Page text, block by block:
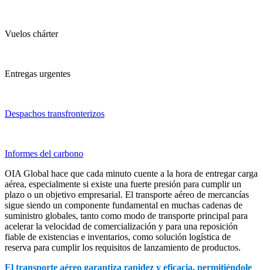
Vuelos chárter
Entregas urgentes
Despachos transfronterizos
Informes del carbono
OIA Global hace que cada minuto cuente a la hora de entregar carga
aérea, especialmente si existe una fuerte presión para cumplir un
plazo o un objetivo empresarial. El transporte aéreo de mercancías
sigue siendo un componente fundamental en muchas cadenas de
suministro globales, tanto como modo de transporte principal para
acelerar la velocidad de comercialización y para una reposición
fiable de existencias e inventarios, como solución logística de
reserva para cumplir los requisitos de lanzamiento de productos.
El transporte aéreo garantiza rapidez y eficacia, permitiéndole